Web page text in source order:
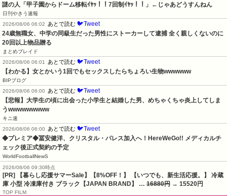
謎の人「甲子園からドーム移転ｲﾔｯ！！7回制ｲﾔｯ！！」←じゃあどうすんねん
日刊やきう速報
2026/08/06 06:02
あとで読む 🐦Tweet
24歳無職女、中学の同級生だった男性にストーカーして逮捕 全く親しくないのに
20回以上物品贈る
まとめブレイド
2026/08/06 06:01
あとで読む 🐦Tweet
【わかる】女とかいう1回でもセックスしたらちょろい生物wwwwww
BIPブログ
2026/08/06 06:00
あとで読む 🐦Tweet
【悲報】大学生の頃に出会った小学生と結婚した男、めちゃくちゃ炎上してしま
うwwwwwwwww
キニ速
2026/08/06 06:00
あとで読む 🐦Tweet
◆プレミア◆冨安健洋、クリスタル・パレス加入へ！HereWeGo!! メディカルチ
ェック後正式契約の予定
WorldFootballNewS
2026/08/06 09:30時点
[PR] 【暮らし応援サマーSale】【8%OFF！】 【いつでも、新生活応援。】 冷蔵
庫 小型 冷凍庫付き ブラック【JAPAN BRAND】 … 16880円 → 15520円
TOP FILM